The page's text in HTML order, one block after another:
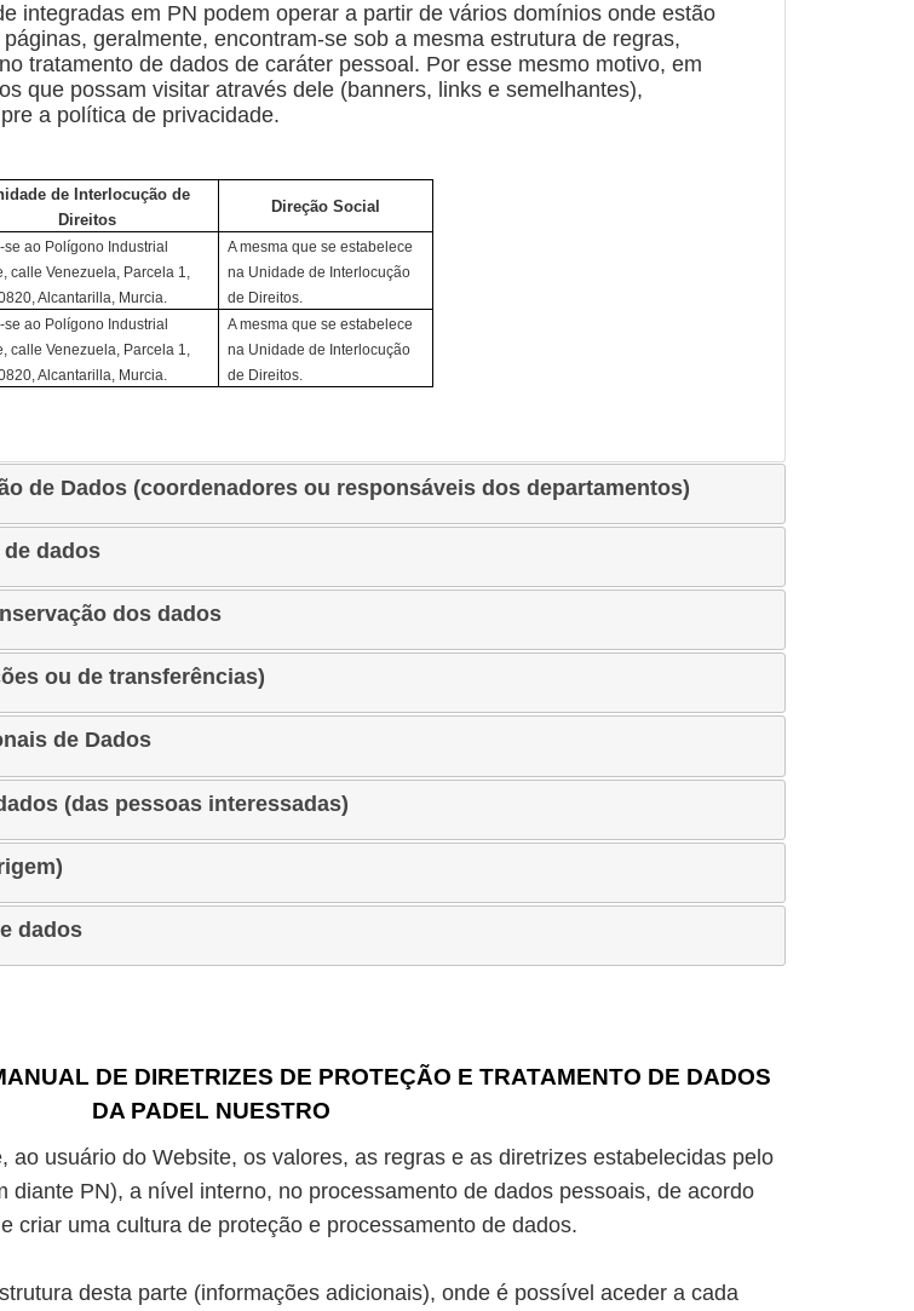
integradas em PN podem operar a partir de vários domínios onde estão
geralmente, encontram-se sob a mesma estrutura de regras,
tratamento de dados de caráter pessoal. Por esse mesmo motivo, em
que possam visitar através dele (banners, links e semelhantes),
a política de privacidade.
de Interlocução de
Direitos
Direção Social
se ao Polígono Industrial
calle Venezuela, Parcela 1,
Alcantarilla, Murcia.
A mesma que se estabelece
na Unidade de Interlocução
de Direitos.
se ao Polígono Industrial
calle Venezuela, Parcela 1,
Alcantarilla, Murcia.
A mesma que se estabelece
na Unidade de Interlocução
de Direitos.
de Dados (coordenadores ou responsáveis dos departamentos)
dados
dos dados
ou de transferências)
de Dados
(das pessoas interessadas)
dados
DE DIRETRIZES DE PROTEÇÃO E TRATAMENTO DE DADOS
DA PADEL NUESTRO
ao usuário do Website, os valores, as regras e as diretrizes estabelecidas pelo
diante PN), a nível interno, no processamento de dados pessoais, de acordo
criar uma cultura de proteção e processamento de dados.
desta parte (informações adicionais), onde é possível aceder a cada